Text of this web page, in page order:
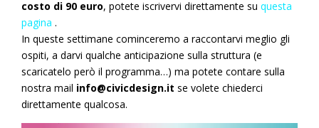
costo di 90 euro,potete iscrivervi direttamente suquesta
pagina .
In queste settimane cominceremo a raccontarvi meglio gli
ospiti, a darvi qualche anticipazione sulla struttura (e
scaricatelo però il programma…) ma potete contare sulla
nostra mail info@civicdesign.itse volete chiederci
direttamente qualcosa.